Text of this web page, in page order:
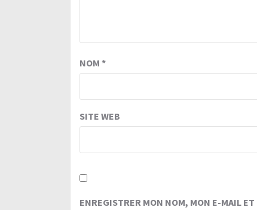
NOM *
SITE WEB
ENREGISTRER MON NOM, MON E-MAIL